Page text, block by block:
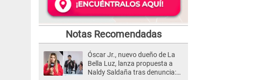
Notas Recomendadas
Óscar Jr., nuevo dueño de La
Bella Luz, lanza propuesta a
Naldy Saldaña tras denuncia: